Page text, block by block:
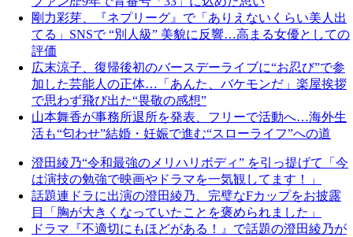
剛力彩芽、『ネプリーグ』で「ありえないくらい美人出
てる」SNSで “別人級” 美貌に反響…高まる女優としての
評価
広末涼子、復帰後初のバースデーライブに“お忍び”で参
加した芸能人の正体…「あんた、バケモンだ」楽屋挨拶
で思わず飛び出た“畏敬の感想”
山本舞香が事務所退所を発表、フリーで活動へ…海外生
活も“匂わせ”結婚・妊娠で進む“スローライフ”への道
澄田綾乃“令和最強のメリハリボディ” を引っ提げて「今
は演技の勉強で映画やドラマを一気観してます！」
話題連ドラに出演の澄田綾乃、完璧なFカップをお披露
目「胸が大きくなっていたことを褒められました」
ドラマ『不適切にもほどがある！』で話題の澄田綾乃が